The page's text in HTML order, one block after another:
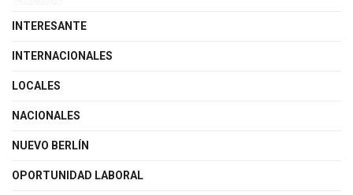
INTERESANTE
INTERNACIONALES
LOCALES
NACIONALES
NUEVO BERLÍN
OPORTUNIDAD LABORAL